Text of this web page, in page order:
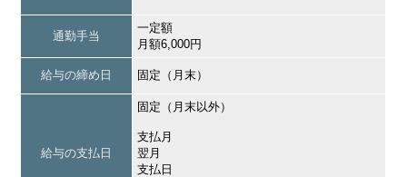
通勤手当
一定額
月額6,000円
給与の締め日 固定（月末）
給与の支払日
固定（月末以外）
支払月
翌月
支払日